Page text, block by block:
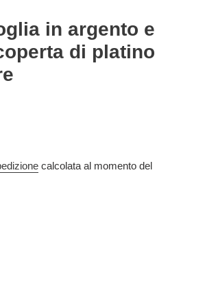
in argento e
di platino
calcolata al momento del